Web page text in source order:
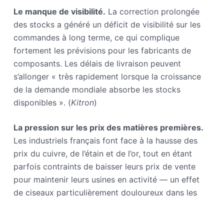
Le manque de visibilité. La correction prolongée
des stocks a généré un déficit de visibilité sur les
commandes à long terme, ce qui complique
fortement les prévisions pour les fabricants de
composants. Les délais de livraison peuvent
s’allonger « très rapidement lorsque la croissance
de la demande mondiale absorbe les stocks
disponibles ». (Kitron)
La pression sur les prix des matières premières.
Les industriels français font face à la hausse des
prix du cuivre, de l’étain et de l’or, tout en étant
parfois contraints de baisser leurs prix de vente
pour maintenir leurs usines en activité — un effet
de ciseaux particulièrement douloureux dans les